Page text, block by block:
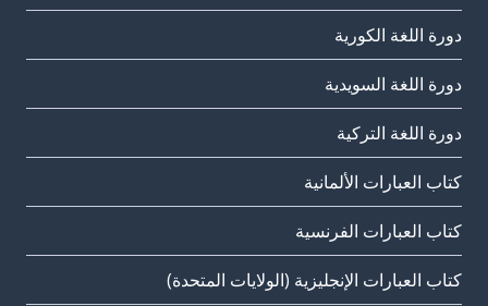
دورة اللغة الكورية
دورة اللغة السويدية
دورة اللغة التركية
كتاب العبارات الألمانية
كتاب العبارات الفرنسية
كتاب العبارات الإنجليزية (الولايات المتحدة)